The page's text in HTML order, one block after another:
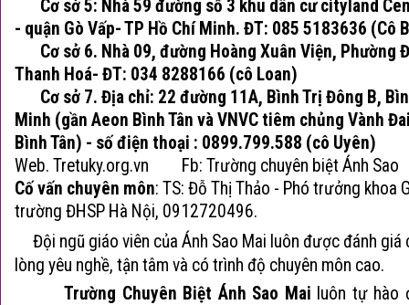
Cơ sở 5: Nhà 59 đường số 3 khu dân cư cityland
- quận Gò Vấp- TP Hồ Chí Minh. ĐT: 085 5183636 (Cô
Cơ sở 6. Nhà 09, đường Hoàng Xuân Viện, Phường
Thanh Hoá- ĐT: 034 8288166 (cô Loan)
Cơ sở 7. Địa chỉ: 22 đường 11A, Bình Trị Đông B,
Minh (gần Aeon Bình Tân và VNVC tiêm chủng Vành
Bình Tân) - số điện thoại : 0899.799.588 (cô Uyên)
Web. Tretuky.org.vn Fb: Trường chuyên biệt Ánh Sao
Cố vấn chuyên môn: TS: Đỗ Thị Thảo - Phó trưởng khoa
trường ĐHSP Hà Nội, 0912720496.
Đội ngũ giáo viên của Ánh Sao Mai luôn được đánh giá
lòng yêu nghề, tận tâm và có trình độ chuyên môn cao.
Trường Chuyên Biệt Ánh Sao Mai luôn tự hào